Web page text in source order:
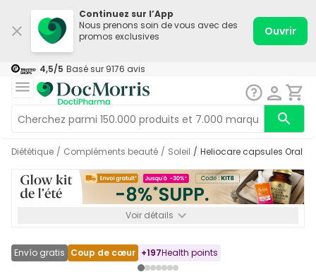
Continuez sur l’App
Nous prenons soin de vous avec des
promos exclusives
Ouvrir
4,5/5 Basé sur 9176 avis
Diététique / Compléments beauté / Soleil / Heliocare capsules Oral
Voir détails
Envío gratis Coup de cœur +197Health points